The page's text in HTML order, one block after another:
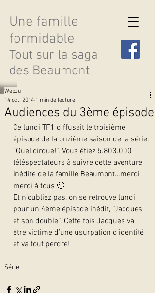
Une famille
formidable
Tout sur la saga
des Beaumont
Découvrir les saisons
Audiences du 3ème épisode
WebJu
14 oct. 2014 1 min de lecture
Ce lundi TF1 diffusait le troisième
épisode de la onzième saison de la série,
“Quel cirque!”. Vous étiez 5.803.000
téléspectateurs à suivre cette aventure
inédite de la famille Beaumont…merci
merci à tous 🙂
Et n’oubliez pas, on se retrouve lundi
pour un 4ème épisode inédit, “Jacques
et son double”. Cette fois Jacques va
être victime d’une usurpation d’identité
et va tout perdre!
Série